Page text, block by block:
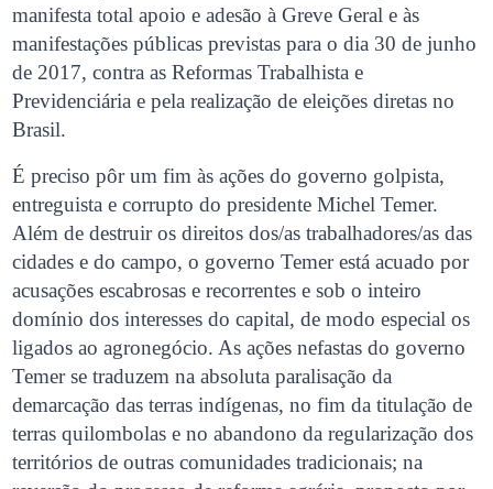
manifesta total apoio e adesão à Greve Geral e às
manifestações públicas previstas para o dia 30 de junho
de 2017, contra as Reformas Trabalhista e
Previdenciária e pela realização de eleições diretas no
Brasil.
É preciso pôr um fim às ações do governo golpista,
entreguista e corrupto do presidente Michel Temer.
Além de destruir os direitos dos/as trabalhadores/as das
cidades e do campo, o governo Temer está acuado por
acusações escabrosas e recorrentes e sob o inteiro
domínio dos interesses do capital, de modo especial os
ligados ao agronegócio. As ações nefastas do governo
Temer se traduzem na absoluta paralisação da
demarcação das terras indígenas, no fim da titulação de
terras quilombolas e no abandono da regularização dos
territórios de outras comunidades tradicionais; na